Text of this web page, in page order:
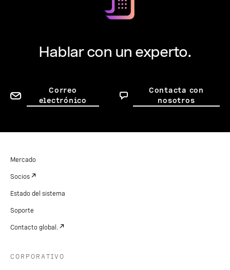
Hablar con un experto.
Correo
electrónico
Contacta con
nosotros
Mercado
Socios
Estado del sistema
Soporte
Contacto global.
CORPORATIVO